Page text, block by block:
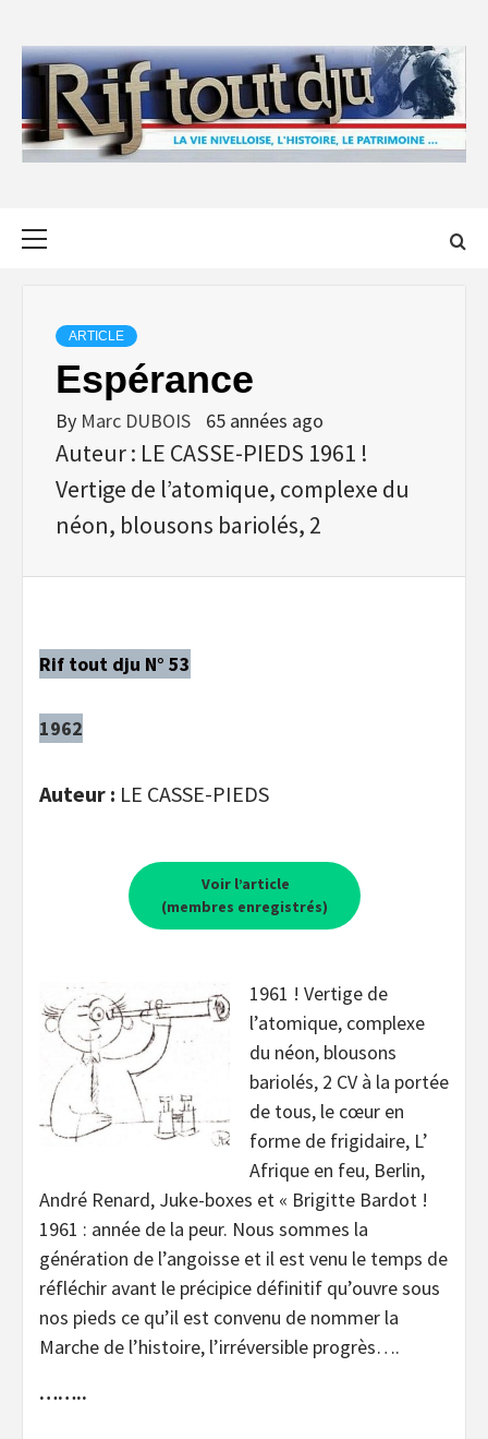
content
ARTICLE
Espérance
By Marc DUBOIS 65 années ago
Auteur : LE CASSE-PIEDS 1961 !
Vertige de l’atomique, complexe du
néon, blousons bariolés, 2
Rif tout dju N° 53
1962
Auteur : LE CASSE-PIEDS
Voir l’article
(membres enregistrés)
1961 ! Vertige de
l’atomique, complexe
du néon, blousons
bariolés, 2 CV à la portée
de tous, le cœur en
forme de frigidaire, L’
Afrique en feu, Berlin,
André Renard, Juke-boxes et « Brigitte Bardot !
1961 : année de la peur. Nous sommes la
génération de l’angoisse et il est venu le temps de
réfléchir avant le précipice définitif qu’ouvre sous
nos pieds ce qu’il est convenu de nommer la
Marche de l’histoire, l’irréversible progrès….
……..